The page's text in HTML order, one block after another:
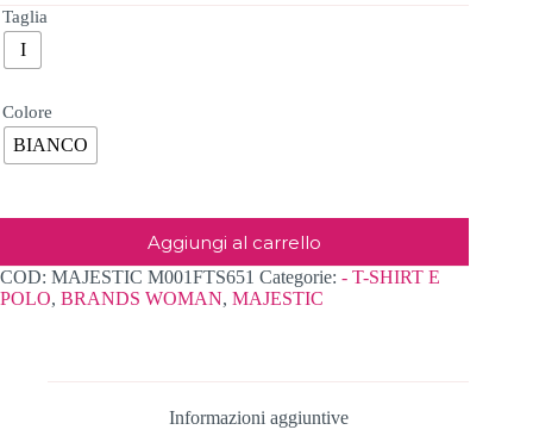
Taglia
I
Colore
BIANCO
Aggiungi al carrello
COD: MAJESTIC M001FTS651 Categorie: - T-SHIRT E
POLO, BRANDS WOMAN, MAJESTIC
Informazioni aggiuntive